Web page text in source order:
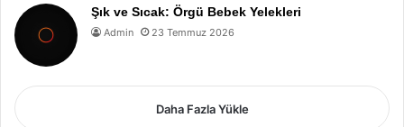
Şık ve Sıcak: Örgü Bebek Yelekleri
Admin 23 Temmuz 2026
Daha Fazla Yükle